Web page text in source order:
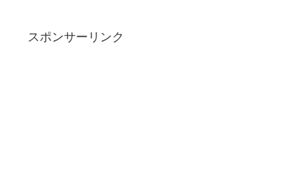
スポンサーリンク